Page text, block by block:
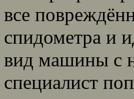
все
спидометра и
вид машины с
специалист